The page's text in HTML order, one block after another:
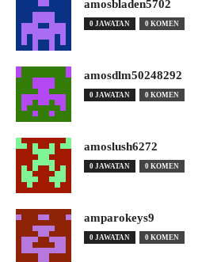
amosbladen5702
0 JAWATAN 0 KOMEN
amosdlm50248292
0 JAWATAN 0 KOMEN
amoslush6272
0 JAWATAN 0 KOMEN
amparokeys9
0 JAWATAN 0 KOMEN